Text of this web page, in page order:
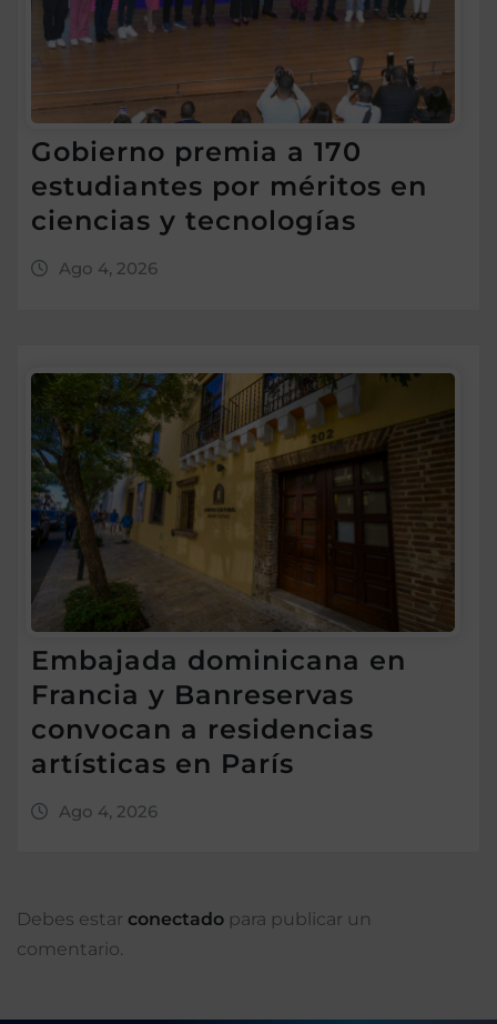
Gobierno premia a 170
estudiantes por méritos en
ciencias y tecnologías
Ago 4, 2026
Embajada dominicana en
Francia y Banreservas
convocan a residencias
artísticas en París
Ago 4, 2026
Debes estar conectado para publicar un
comentario.